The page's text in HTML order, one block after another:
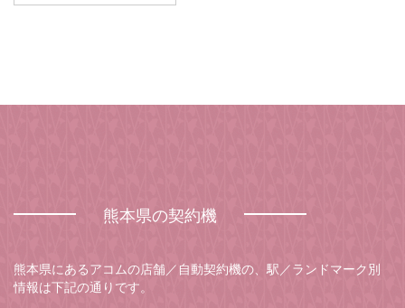
熊本県の契約機
熊本県にあるアコムの店舗／自動契約機の、駅／ランドマーク別
情報は下記の通りです。